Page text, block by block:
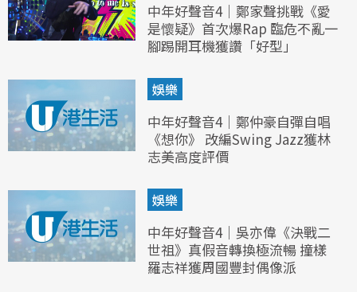
中年好聲音4｜鄭家聲挑戰《愛
是懷疑》首次爆Rap 臨危不亂一
腳踢開耳機獲讚「好型」
娛樂
中年好聲音4｜鄭仲豪自彈自唱
《想你》 改編Swing Jazz獲林
志美高度評價
娛樂
中年好聲音4｜吳亦偉《決戰二
世祖》真假音轉換極流暢 撞樣
羅志祥獲周國豐封偶像派